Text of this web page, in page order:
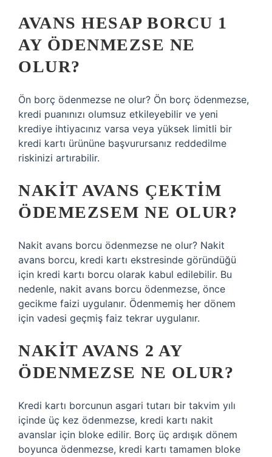
AVANS HESAP BORCU 1
AY ÖDENMEZSE NE
OLUR?
Ön borç ödenmezse ne olur? Ön borç ödenmezse,
kredi puanınızı olumsuz etkileyebilir ve yeni
krediye ihtiyacınız varsa veya yüksek limitli bir
kredi kartı ürününe başvurursanız reddedilme
riskinizi artırabilir.
NAKIT AVANS ÇEKTIM
ÖDEMEZSEM NE OLUR?
Nakit avans borcu ödenmezse ne olur? Nakit
avans borcu, kredi kartı ekstresinde göründüğü
için kredi kartı borcu olarak kabul edilebilir. Bu
nedenle, nakit avans borcu ödenmezse, önce
gecikme faizi uygulanır. Ödenmemiş her dönem
için vadesi geçmiş faiz tekrar uygulanır.
NAKIT AVANS 2 AY
ÖDENMEZSE NE OLUR?
Kredi kartı borcunun asgari tutarı bir takvim yılı
içinde üç kez ödenmezse, kredi kartı nakit
avanslar için bloke edilir. Borç üç ardışık dönem
boyunca ödenmezse, kredi kartı tamamen bloke